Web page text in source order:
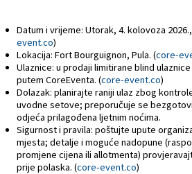
Datum i vrijeme: Utorak, 4. kolovoza 2026.,
event.co)
Lokacija: Fort Bourguignon, Pula. (core-
Ulaznice: u prodaji limitirane blind
putem CoreEventa. (core-event.co)
Dolazak: planirajte raniji ulaz zbog
uvodne setove; preporučuje se
odjeća prilagođena ljetnim noćima.
Sigurnost i pravila: poštujte upute
mjesta; detalje i moguće nadopune
promjene cijena ili allotmenta)
prije polaska. (core-event.co)